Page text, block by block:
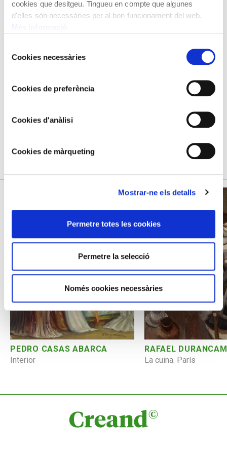
cookies que desitgeu. Tingueu en compte que algunes
d'elles són necessàries per al bon funcionament del web.
deCookies necessàries
Cookies de preferència
Cookies d'anàlisi
Cookies de màrqueting
Mostrar-ne els detalls
Permetre totes les cookies
Permetre la selecció
Només cookies necessàries
agradava el tractament compositiu, principalment de les
113x175 cm
PEDRO CASAS ABARCA
Interior
RAFAEL
La cuina. París